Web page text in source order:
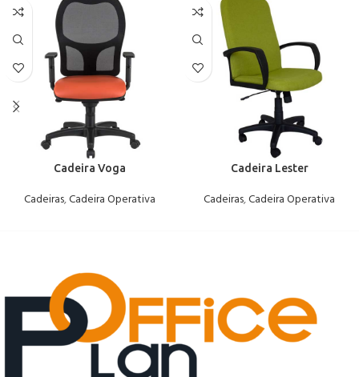
Cadeira Voga
Cadeiras,Cadeira Operativa
Cadeira Lester
Cadeiras,Cadeira Operativa